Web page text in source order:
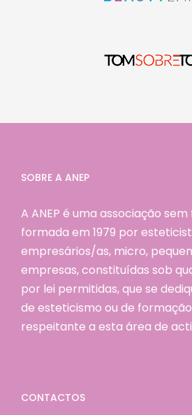
SOBRE A ANEP
A ANEP é uma associação
formada em 1979 por
empresários/as, micro,
empresas, constituídas sob
por lei permitidas, que se
de esteticismo ou de
respeitante a esta área de
CONTACTOS